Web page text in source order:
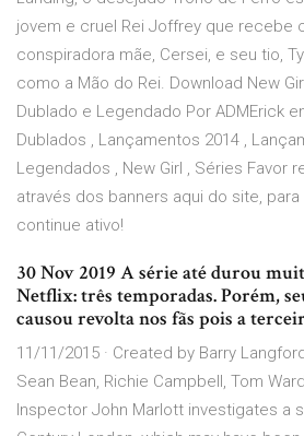
jovem e cruel Rei Joffrey que recebe
conspiradora mãe, Cersei, e seu tio,
como a Mão do Rei. Download New
Dublado e Legendado Por ADMErick
Dublados , Lançamentos 2014 ,
Legendados , New Girl , Séries Favor
através dos banners aqui do site,
continue ativo!
30 Nov 2019 A série até durou
Netflix: três temporadas. Porém,
causou revolta nos fãs pois a
11/11/2015 · Created by Barry
Sean Bean, Richie Campbell, Tom
Inspector John Marlott investigates a